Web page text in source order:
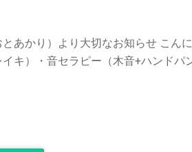
あかり）より大切なお知らせ こん
キ）・音セラピー（木音+ハンドパ